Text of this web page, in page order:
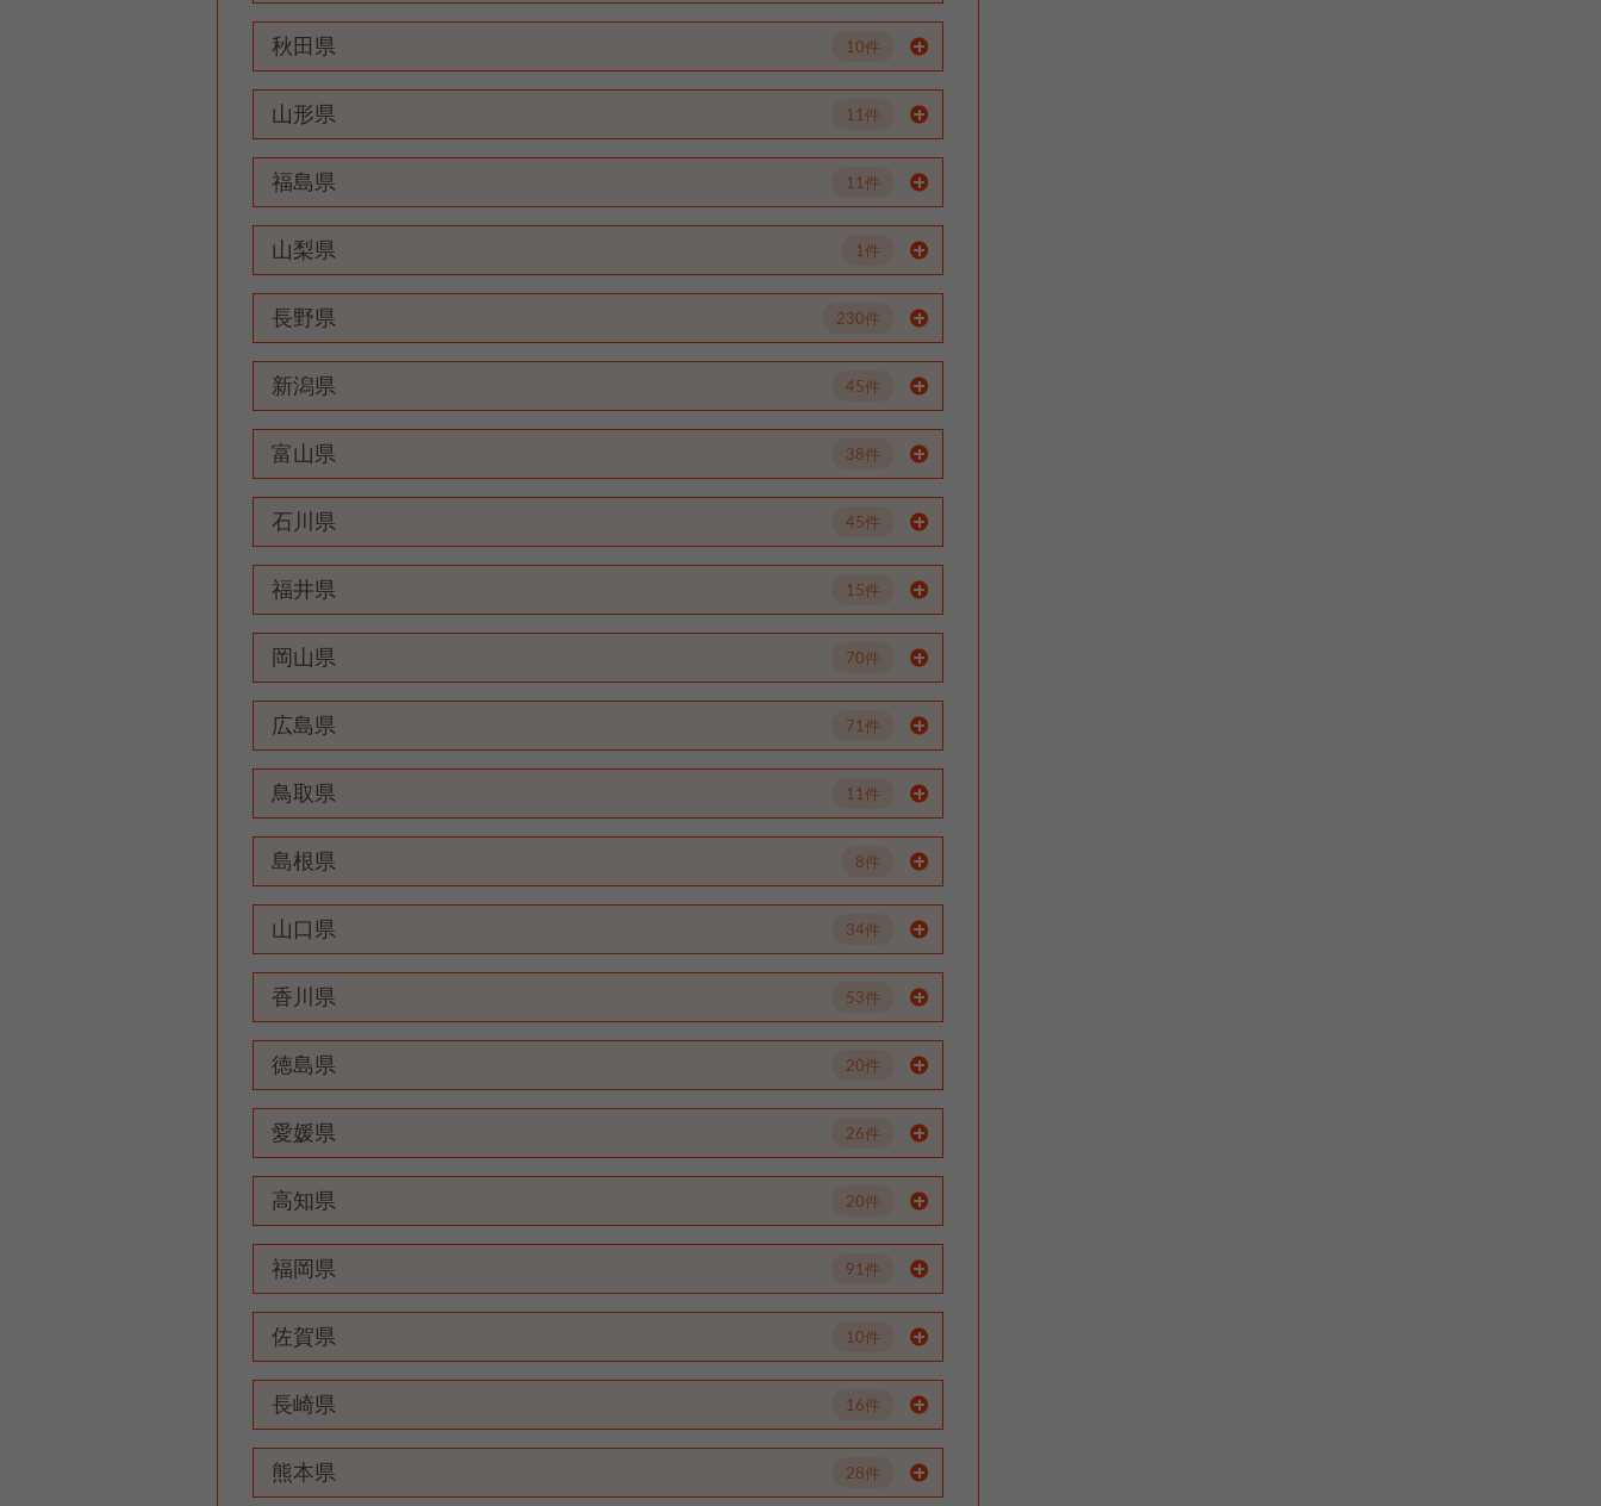
秋田県 10件
山形県 11件
福島県 11件
山梨県 1件
長野県 230件
新潟県 45件
富山県 38件
石川県 45件
福井県 15件
岡山県 70件
広島県 71件
鳥取県 11件
島根県 8件
山口県 34件
香川県 53件
徳島県 20件
愛媛県 26件
高知県 20件
福岡県 91件
佐賀県 10件
長崎県 16件
熊本県 28件